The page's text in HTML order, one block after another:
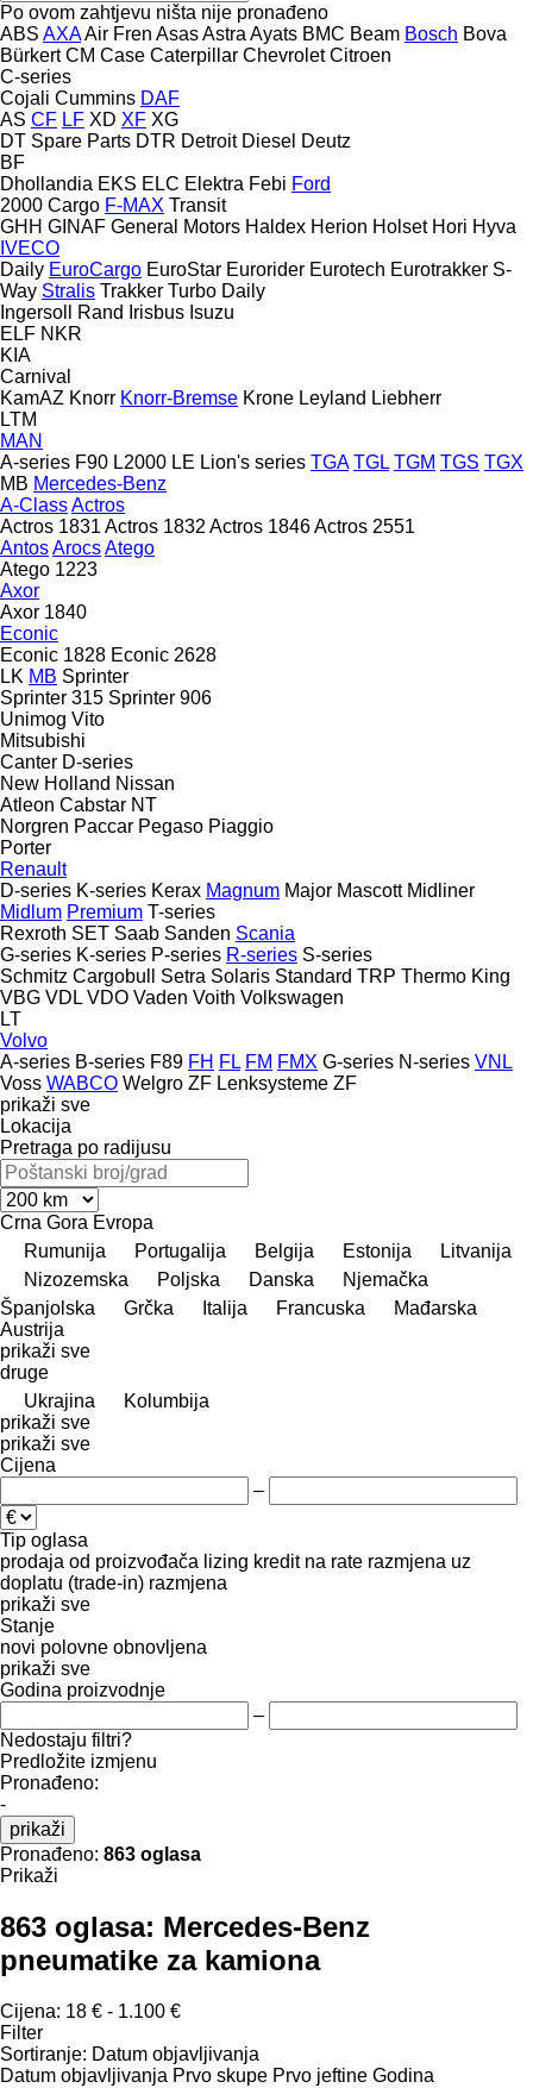
Po ovom zahtjevu ništa nije pronađeno
ABS AXAAir Fren AsasAstra Ayats BMC Beam Bosch Bova
Bürkert CM Case Caterpillar Chevrolet Citroen
C-series
Cojali Cummins DAF
AS CF LF XD XF XG
DT Spare Parts DTR Detroit Diesel Deutz
BF
Dhollandia EKS ELC Elektra Febi Ford
2000 Cargo F-MAX Transit
GHH GINAF General Motors Haldex Herion Holset Hori Hyva
IVECO
Daily EuroCargo EuroStar Eurorider Eurotech Eurotrakker S-
Way Stralis Trakker Turbo Daily
Ingersoll Rand
Irisbus Isuzu
ELF NKR
KIA
Carnival
KamAZ Knorr Knorr-Bremse Krone Leyland Liebherr
LTM
MAN
A-series F90 L2000 LE Lion's series TGA TGL TGM TGS TGX
MB Mercedes-Benz
A-ClassActros
Actros 1831 Actros 1832 Actros 1846Actros 2551
AntosArocsAtego
Atego 1223
Axor
Axor 1840
Econic
Econic 1828 Econic 2628
LK MB Sprinter
Sprinter 315 Sprinter 906
Unimog Vito
Mitsubishi
Canter D-series
New Holland Nissan
Atleon Cabstar NT
Norgren Paccar Pegaso Piaggio
Porter
Renault
D-series K-series Kerax Magnum Major Mascott Midliner
Midlum Premium T-series
Rexroth SET Saab Sanden Scania
G-series K-series P-series R-series S-series
Schmitz Cargobull
Setra Solaris Standard TRP Thermo King
VBG VDL VDO Vaden Voith Volkswagen
LT
Volvo
A-series B-series F89 FH FL FM FMX G-series N-series VNL
Voss WABCO Welgro ZF Lenksysteme ZF
prikaži sve
Lokacija
Pretraga po radijusu
Crna Gora Evropa
Rumunija
Portugalija Belgija Estonija
Litvanija
Nizozemska
Poljska Danska
Njemačka
Španjolska
Grčka Italija Francuska
Mađarska
Austrija
prikaži sve
druge
Ukrajina
Kolumbija
prikaži sve
prikaži sve
Cijena
–
Tip oglasa
prodaja od proizvođača lizing kredit na rate razmjena uz
doplatu (trade-in) razmjena
prikaži sve
Stanje
novi polovne obnovljena
prikaži sve
Godina proizvodnje
–
Nedostaju filtri?
Predložite izmjenu
Pronađeno:
-
prikaži
Pronađeno: 863 oglasa
Prikaži
863 oglasa: Mercedes-Benz
pneumatikе za kamiona
Cijena: 18 € - 1.100 €
Filter
Sortiranje: Datum objavljivanja
Datum objavljivanja Prvo skupe Prvo jeftine Godina